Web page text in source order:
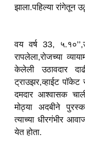
झाला.पहिल्या रांगेतून
वय वर्ष 33,
रापलेला,रोजच्या
केलेली उठावदार
ट्राउझर,व्हाईट
दमदार आश्वासक
मोठ्या अदबीने
त्याच्या धीरगंभीर
येत होता.